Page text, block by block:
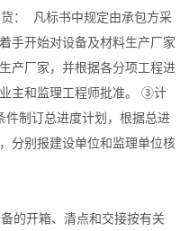
： 凡标书中规定由承包方采
手开始对设备及材料生产厂家
产厂家，并根据各分项工程进
主和监理工程师批准。 ③计
制订总进度计划，根据总进
分别报建设单位和监理单位核
的开箱、清点和交接按有关